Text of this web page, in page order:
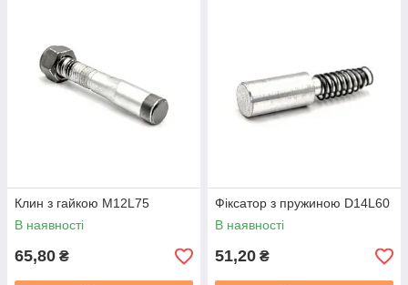
Клин з гайкою M12L75
В наявності
65,80 ₴
Фіксатор з пружиною D14L60
В наявності
51,20 ₴